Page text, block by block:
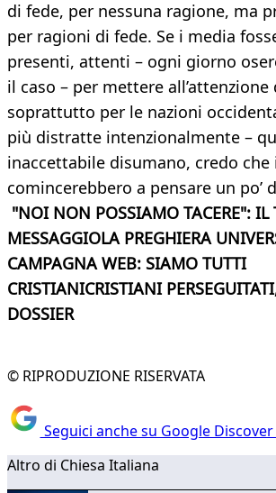
di fede, per nessuna ragione, ma
per ragioni di fede. Se i media
presenti, attenti – ogni giorno
il caso – per mettere
soprattutto per le nazioni
più distratte intenzionalmente –
inaccettabile disumano, credo che
comincerebbero a pensare un po’
"NOI NON POSSIAMO TACERE": IL
MESSAGGIOLA PREGHIERA
CAMPAGNA WEB: SIAMO TUTTI
CRISTIANICRISTIANI
DOSSIER
© RIPRODUZIONE RISERVATA
Seguici anche su Google
Altro di Chiesa Italiana